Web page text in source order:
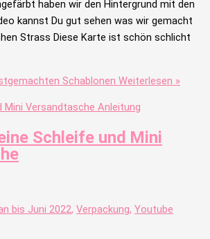
haben wir den Hintergrund mit den
kannst Du gut sehen was wir gemacht
Strass Diese Karte ist schön schlicht
Schablonen Weiterlesen »
Schleife und Mini
bis Juni 2022, Verpackung, Youtube